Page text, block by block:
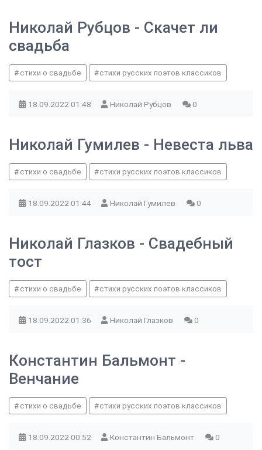
Николай Рубцов - Скачет ли
свадьба
стихи о свадьбе стихи русских поэтов классиков
18.09.2022 01:48 Николай Рубцов 0
Николай Гумилев - Невеста льва
стихи о свадьбе стихи русских поэтов классиков
18.09.2022 01:44 Николай Гумилев 0
Николай Глазков - Свадебный
тост
стихи о свадьбе стихи русских поэтов классиков
18.09.2022 01:36 Николай Глазков 0
Константин Бальмонт -
Венчание
стихи о свадьбе стихи русских поэтов классиков
18.09.2022 00:52 Константин Бальмонт 0